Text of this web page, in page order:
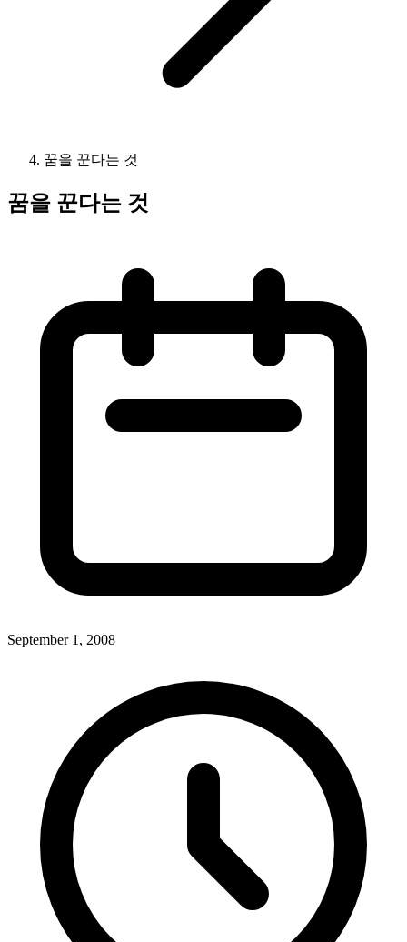
꿈을 꾼다는 것
꿈을 꾼다는 것
September 1, 2008